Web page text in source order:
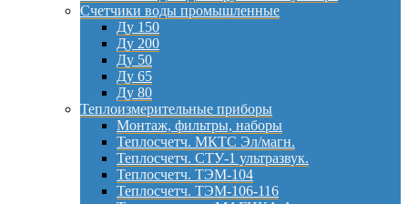
Счетчики воды промышленные
Ду 150
Ду 200
Ду 50
Ду 65
Ду 80
Теплоизмерительные приборы
Монтаж, фильтры, наборы
Теплосчетч. МКТС Эл/магн.
Теплосчетч. СТУ-1 ультразвук.
Теплосчетч. ТЭМ-104
Теплосчетч. ТЭМ-106-116